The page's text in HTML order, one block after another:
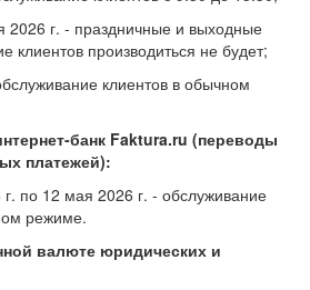
2026 г. - праздничные и выходные
клиентов производиться не будет;
клиентов в обычном
банк Faktura.ru (переводы
платежей):
по 12 мая 2026 г. - обслуживание
режиме.
валюте юридических и